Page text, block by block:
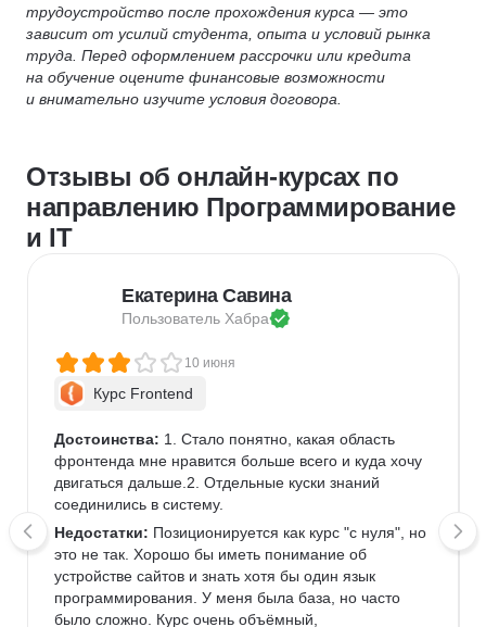
трудоустройство после прохождения курса — это
зависит от усилий студента, опыта и условий рынка
труда. Перед оформлением рассрочки или кредита
на обучение оцените финансовые возможности
и внимательно изучите условия договора.
Отзывы об онлайн-курсах по
направлению Программирование
и IT
Екатерина Савина
Пользователь Хабра
10 июня
Курс Frontend
Достоинства: 1. Стало понятно, какая область
фронтенда мне нравится больше всего и куда хочу
двигаться дальше.2. Отдельные куски знаний
соединились в систему.
Недостатки: Позиционируется как курс "с нуля", но
это не так. Хорошо бы иметь понимание об
устройстве сайтов и знать хотя бы один язык
программирования. У меня была база, но часто
было сложно. Курс очень объёмный,